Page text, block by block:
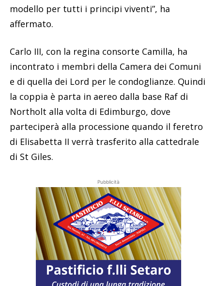
modello per tutti i principi viventi”, ha
affermato.
Carlo III, con la regina consorte Camilla, ha
incontrato i membri della Camera dei Comuni
e di quella dei Lord per le condoglianze. Quindi
la coppia è parta in aereo dalla base Raf di
Northolt alla volta di Edimburgo, dove
parteciperà alla processione quando il feretro
di Elisabetta II verrà trasferito alla cattedrale
di St Giles.
Pubblicità